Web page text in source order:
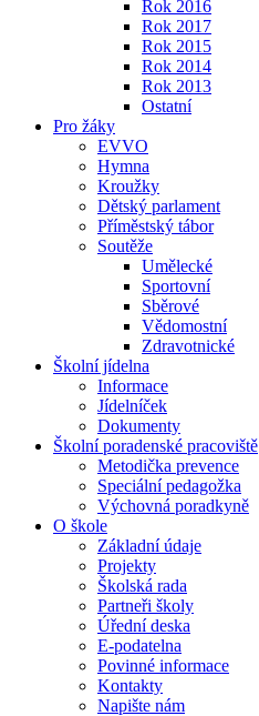
Rok 2016
Rok 2017
Rok 2015
Rok 2014
Rok 2013
Ostatní
Pro žáky
EVVO
Hymna
Kroužky
Dětský parlament
Příměstský tábor
Soutěže
Umělecké
Sportovní
Sběrové
Vědomostní
Zdravotnické
Školní jídelna
Informace
Jídelníček
Dokumenty
Školní poradenské pracoviště
Metodička prevence
Speciální pedagožka
Výchovná poradkyně
O škole
Základní údaje
Projekty
Školská rada
Partneři školy
Úřední deska
E-podatelna
Povinné informace
Kontakty
Napište nám